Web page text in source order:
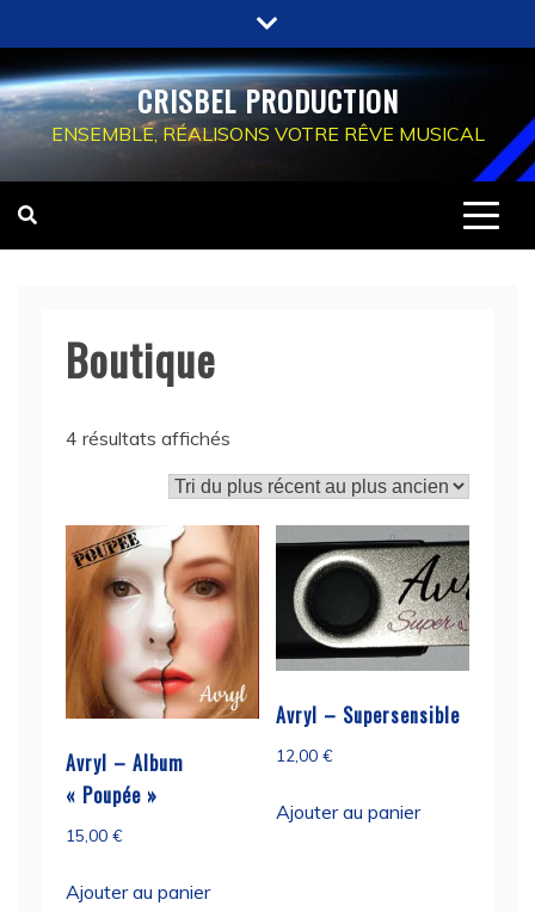
to
content
CRISBEL PRODUCTION
ENSEMBLE, RÉALISONS VOTRE RÊVE MUSICAL
Boutique
4 résultats affichés
du
plus
récent
au
plus
ancien
Avryl – Album
« Poupée »
15,00 €
Ajouter au panier
Avryl – Supersensible
12,00 €
Ajouter au panier